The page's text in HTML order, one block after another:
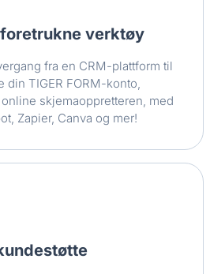
verktøy
fra en CRM-plattform til
din TIGER FORM-konto,
skjemaoppretteren, med
Zapier, Canva og mer!